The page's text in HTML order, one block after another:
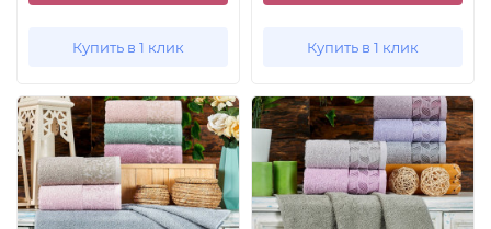
Купить в 1 клик Купить в 1 клик